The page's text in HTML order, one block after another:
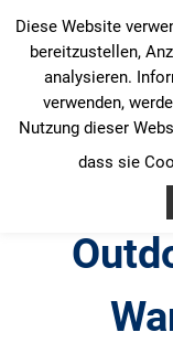
Inhalt
springen
Diese Website
bereitzustellen,
analysieren.
verwenden,
Nutzung dieser
dass sie